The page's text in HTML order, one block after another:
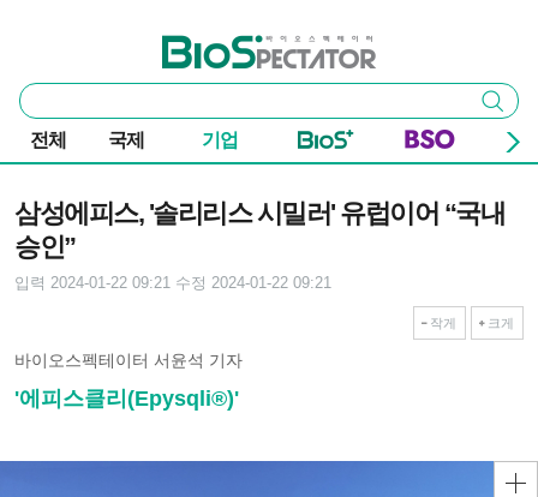
바이오스펙테이터
통
합
검
색
검색
전체 국제 기업
삼성에피스, '솔리리스 시밀러' 유럽이어 “국내
승인”
입력 2024-01-22 09:21 수정 2024-01-22 09:21
작게 크게
바이오스펙테이터 서윤석 기자
'에피스클리(Epysqli®)'